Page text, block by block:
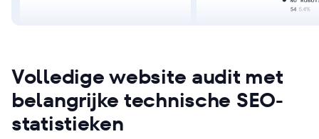
Volledige website audit met
belangrijke technische SEO-
statistieken